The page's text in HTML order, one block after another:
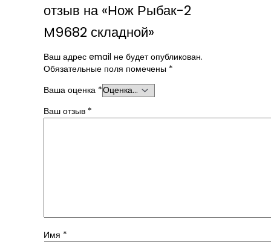
отзыв на «Нож Рыбак-2
M9682 складной»
Ваш адрес email не будет опубликован.
Обязательные поля помечены *
Ваша оценка *
Ваш отзыв *
Имя *